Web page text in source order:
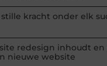
kracht onder elk
redesign inhoudt
nieuwe website